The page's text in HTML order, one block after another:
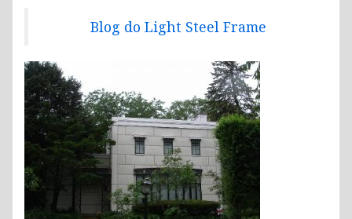
Blog do Light Steel Frame